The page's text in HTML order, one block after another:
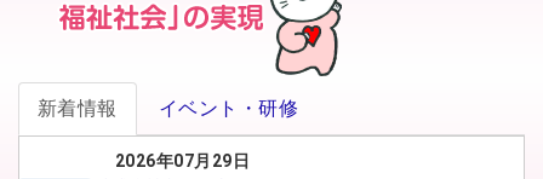
新着情報 イベント・研修
2026年07月29日